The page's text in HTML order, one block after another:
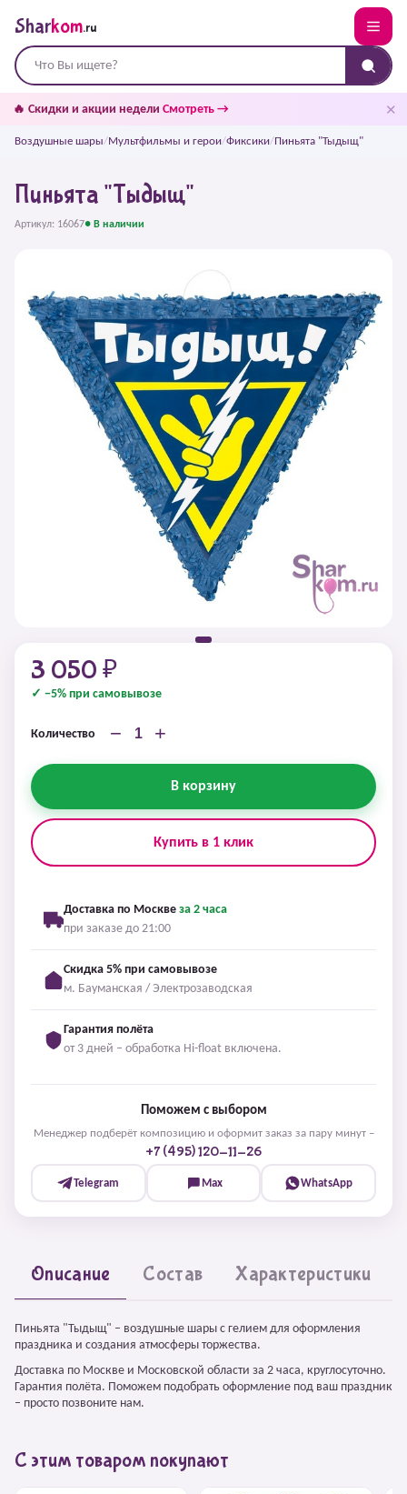
Sharkom.ru
🔥 Скидки и акции недели Смотреть → ✕
Воздушные шары/Мультфильмы и герои/Фиксики/Пиньята "Тыдыщ"
Пиньята "Тыдыщ"
Артикул: 16067● В наличии
3 050 ₽
✓ −5% при самовывозе
Количество − +
В корзину
Купить в 1 клик
Доставка по Москве за 2 часа
при заказе до 21:00
Скидка 5% при самовывозе
м. Бауманская / Электрозаводская
Гарантия полёта
от 3 дней – обработка Hi-float включена.
Поможем с выбором
Менеджер подберёт композицию и оформит заказ за пару минут –
+7 (495) 120-11-26
Telegram Max WhatsApp
Описание Состав Характеристики
Пиньята "Тыдыщ" – воздушные шары с гелием для оформления
праздника и создания атмосферы торжества.
Доставка по Москве и Московской области за 2 часа, круглосуточно.
Гарантия полёта. Поможем подобрать оформление под ваш праздник
– просто позвоните нам.
С этим товаром покупают